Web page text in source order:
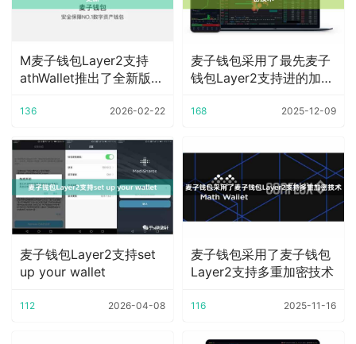
M麦子钱包Layer2支持
athWallet推出了全新版更
136 2026-02-22
麦子钱包采用了最先麦子
钱包Layer2支持进的加密
168 2025-12-09
麦子钱包Layer2支持set
up your wallet
112 2026-04-08
麦子钱包采用了麦子钱包
Layer2支持多重加密技术
116 2025-11-16